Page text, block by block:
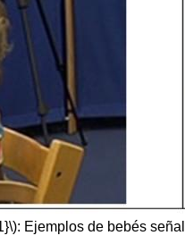
Ejemplos de bebés